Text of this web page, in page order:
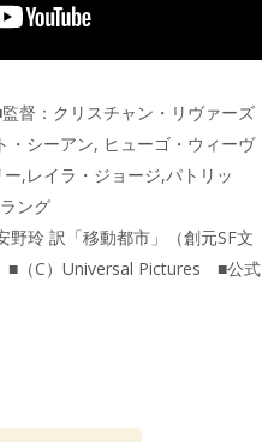
督：クリスチャン・リヴァーズ
・シーアン, ヒューゴ・ウィーヴ
,レイラ・ジョージ,パトリッ
ング
玲 訳「移動都市」（創元SF文
（C）Universal Pictures ■公式